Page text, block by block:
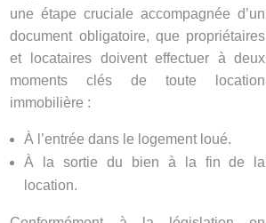
une étape cruciale accompagnée d’un
document obligatoire, que propriétaires
et locataires doivent effectuer à deux
moments clés de toute location
immobilière :
À l’entrée dans le logement loué.
À la sortie du bien à la fin de la
location.